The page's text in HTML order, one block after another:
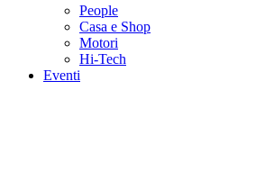
People
Casa e Shop
Motori
Hi-Tech
Eventi